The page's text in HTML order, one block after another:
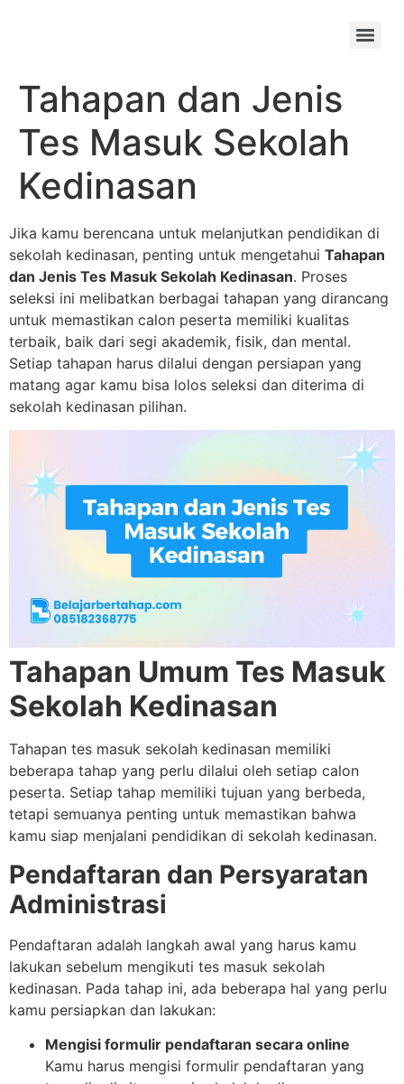
Menu
Tahapan dan Jenis
Tes Masuk Sekolah
Kedinasan
Jika kamu berencana untuk melanjutkan pendidikan di
sekolah kedinasan, penting untuk mengetahui Tahapan
dan Jenis Tes Masuk Sekolah Kedinasan. Proses
seleksi ini melibatkan berbagai tahapan yang dirancang
untuk memastikan calon peserta memiliki kualitas
terbaik, baik dari segi akademik, fisik, dan mental.
Setiap tahapan harus dilalui dengan persiapan yang
matang agar kamu bisa lolos seleksi dan diterima di
sekolah kedinasan pilihan.
Tahapan Umum Tes Masuk
Sekolah Kedinasan
Tahapan tes masuk sekolah kedinasan memiliki
beberapa tahap yang perlu dilalui oleh setiap calon
peserta. Setiap tahap memiliki tujuan yang berbeda,
tetapi semuanya penting untuk memastikan bahwa
kamu siap menjalani pendidikan di sekolah kedinasan.
Pendaftaran dan Persyaratan
Administrasi
Pendaftaran adalah langkah awal yang harus kamu
lakukan sebelum mengikuti tes masuk sekolah
kedinasan. Pada tahap ini, ada beberapa hal yang perlu
kamu persiapkan dan lakukan:
Mengisi formulir pendaftaran secara online
Kamu harus mengisi formulir pendaftaran yang